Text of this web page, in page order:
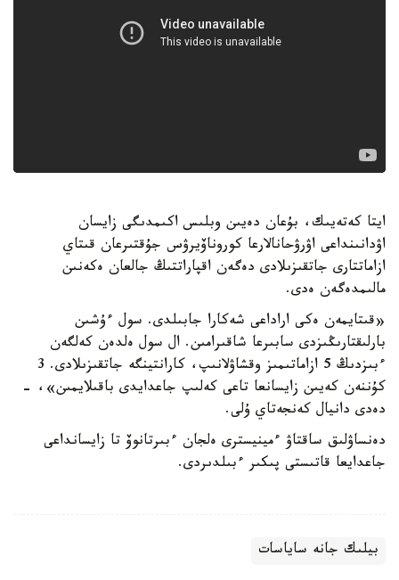
ايتا كەتەيىك، بۇعان دەيىن وبلىس اكىمدىگى زايسان
اۋدانىنداعى اۋرۋحانالارعا كوروناۆيرۋس جۇقتىرعان قىتاي
ازاماتتارى جاتقىزىلادى دەگەن اقپاراتتىڭ جالعان ەكەنىن
مالىمدەگەن ەدى.
«قىتايمەن ەكى اراداعى شەكارا جابىلدى. سول ءۇشىن
بارلىقتارىڭىزدى سابىرعا شاقىرامىن. ال سول ەلدەن كەلگەن
ءبىزدىڭ 5 ازاماتىمىز وقشاۋلانىپ، كارانتينگە جاتقىزىلادى. 3
كۇننەن كەيىن زايسانعا تاعى كەلىپ جاعدايدى باقىلايمىن»، -
دەدى دانيال كەنجەتاي ۇلى.
دەنساۋلىق ساقتاۋ ءمينيسترى ەلجان ءبىرتانوۆ تا زايسانداعى
جاعدايعا قاتىستى پىكىر ءبىلدىردى.
بيلىك جانە ساياسات